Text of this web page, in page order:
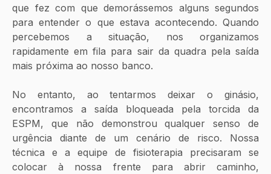
que fez com que demorássemos alguns segundos
para entender o que estava acontecendo. Quando
percebemos a situação, nos organizamos
rapidamente em fila para sair da quadra pela saída
mais próxima ao nosso banco.
No entanto, ao tentarmos deixar o ginásio,
encontramos a saída bloqueada pela torcida da
ESPM, que não demonstrou qualquer senso de
urgência diante de um cenário de risco. Nossa
técnica e a equipe de fisioterapia precisaram se
colocar à nossa frente para abrir caminho,